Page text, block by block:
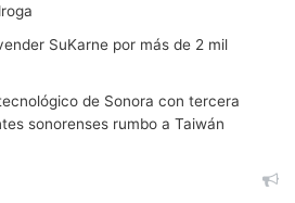
SuKarne por más de 2 mil
de Sonora con tercera
sonorenses rumbo a Taiwán